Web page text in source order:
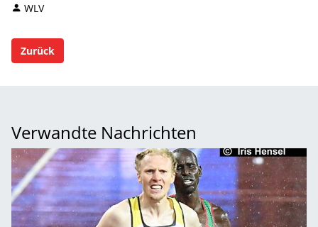
WLV
Zurück
Verwandte Nachrichten